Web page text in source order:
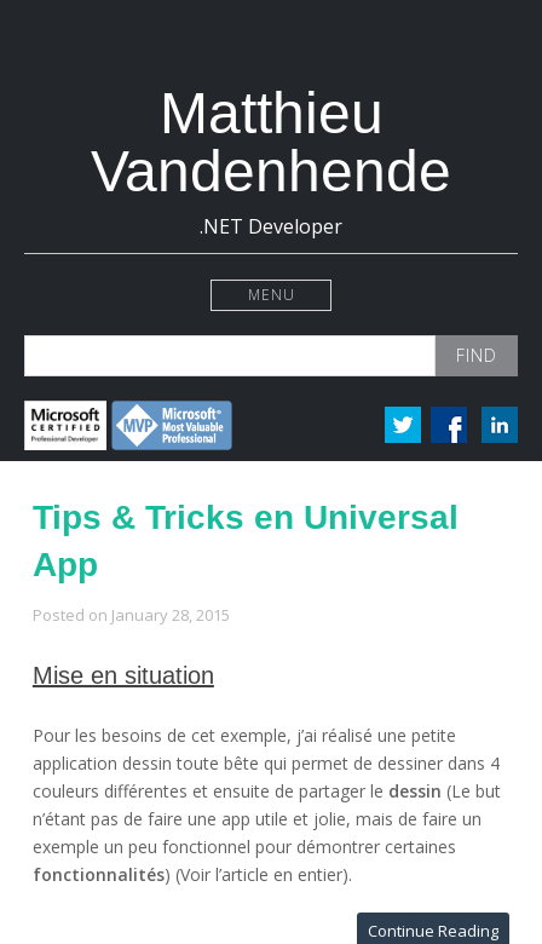
Matthieu
Vandenhende
.NET Developer
MENU
for:
Tips & Tricks en Universal
App
Posted on January 28, 2015
Mise en situation
Pour les besoins de cet exemple, j’ai réalisé une petite
application dessin toute bête qui permet de dessiner dans 4
couleurs différentes et ensuite de partager le dessin (Le but
n’étant pas de faire une app utile et jolie, mais de faire un
exemple un peu fonctionnel pour démontrer certaines
fonctionnalités) (Voir l’article en entier).
Continue Reading